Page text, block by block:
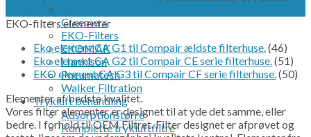
Creemers
EKO-Filters
EKOMAK
Hankison
Pneumatech
Walker Filtration
Trykluft behandling
Adsorptionstørre
Komplette trykluftfiltre
EKO-filters elementer
Eko element CA G1 til Compair ældste filterhuse.(46)
Eko element CA G2 til Compair CE serie filterhuse.(51)
EKO element CA G3 til Compair CF serie filterhuse.(50)
Elementer af bedste kvalitet.
Vores filter elementer er designet til at yde det samme, eller
bedre. I forhold til OEM Filtret. Filter designet er afprøvet og